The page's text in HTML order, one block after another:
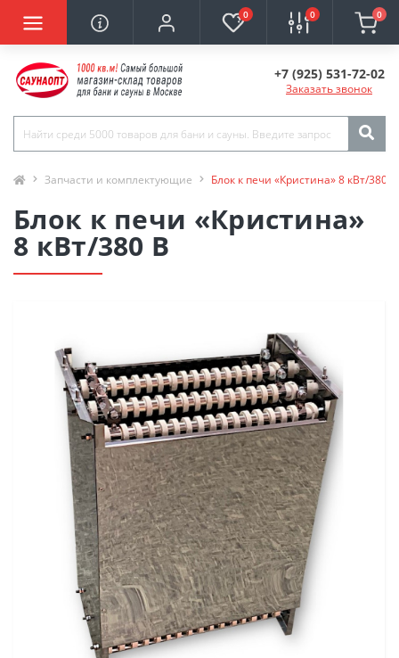
0 0 0
+7 (925) 531-72-02
Заказать звонок
Запчасти и комплектующие Блок к печи «Кристина» 8 кВт/380 В
Блок к печи «Кристина»
8 кВт/380 В